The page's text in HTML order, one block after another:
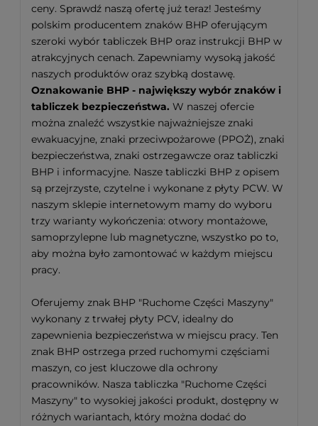
ceny. Sprawdź naszą ofertę już teraz! Jesteśmy
polskim producentem znaków BHP oferującym
szeroki wybór tabliczek BHP oraz instrukcji BHP w
atrakcyjnych cenach. Zapewniamy wysoką jakość
naszych produktów oraz szybką dostawę.
Oznakowanie BHP - największy wybór znaków i
tabliczek bezpieczeństwa. W naszej ofercie
można znaleźć wszystkie najważniejsze znaki
ewakuacyjne, znaki przeciwpożarowe (PPOŻ), znaki
bezpieczeństwa, znaki ostrzegawcze oraz tabliczki
BHP i informacyjne. Nasze tabliczki BHP z opisem
są przejrzyste, czytelne i wykonane z płyty PCW. W
naszym sklepie internetowym mamy do wyboru
trzy warianty wykończenia: otwory montażowe,
samoprzylepne lub magnetyczne, wszystko po to,
aby można było zamontować w każdym miejscu
pracy.
Oferujemy znak BHP "Ruchome Części Maszyny"
wykonany z trwałej płyty PCV, idealny do
zapewnienia bezpieczeństwa w miejscu pracy. Ten
znak BHP ostrzega przed ruchomymi częściami
maszyn, co jest kluczowe dla ochrony
pracowników. Nasza tabliczka "Ruchome Części
Maszyny" to wysokiej jakości produkt, dostępny w
różnych wariantach, który można dodać do